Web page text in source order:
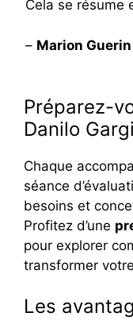
Cela se résume
– Marion Guerin
Préparez-
Danilo
Chaque
séance
besoins et
Profitez d’une
pour explorer
transformer
Les